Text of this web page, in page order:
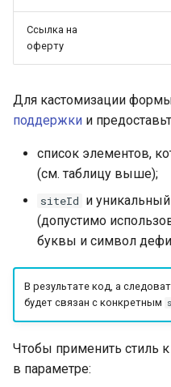
Ссылка на
оферту
Для кастомизации формы
поддержки и
список элементов,
(см. таблицу выше);
siteId и
(допустимо
буквы и символ
В результате код, а
будет связан с конкретным
Чтобы применить стиль
в параметре: